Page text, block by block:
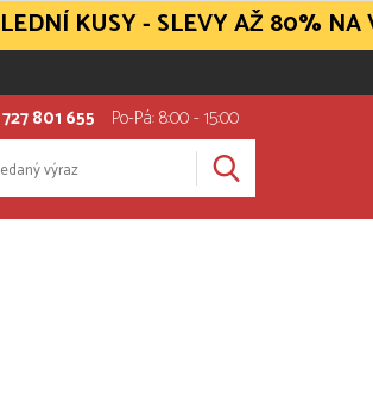
801 655 Po-Pá: 8:00 - 15:00
KUSY - SLEVY AŽ 80% NA